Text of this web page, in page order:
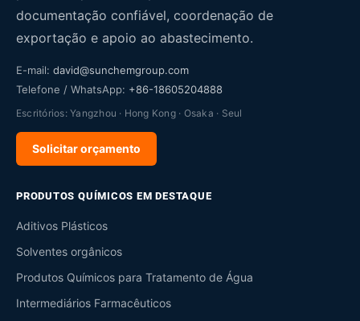
documentação confiável, coordenação de
exportação e apoio ao abastecimento.
E-mail: david@sunchemgroup.com
Telefone / WhatsApp: +86-18605204888
Escritórios: Yangzhou · Hong Kong · Osaka · Seul
Solicitar orçamento
PRODUTOS QUÍMICOS EM DESTAQUE
Aditivos Plásticos
Solventes orgânicos
Produtos Químicos para Tratamento de Água
Intermediários Farmacêuticos